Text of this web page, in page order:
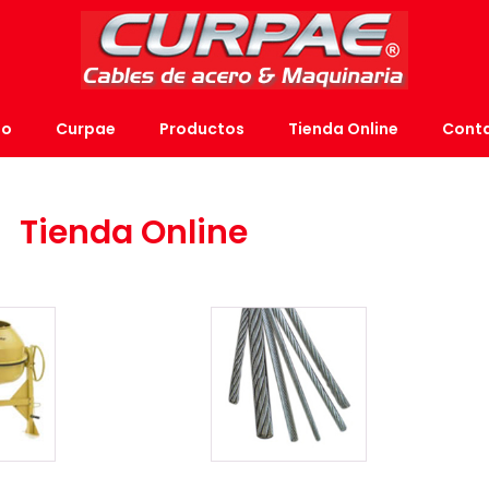
Curpae Productos Tienda Online
Tienda Online